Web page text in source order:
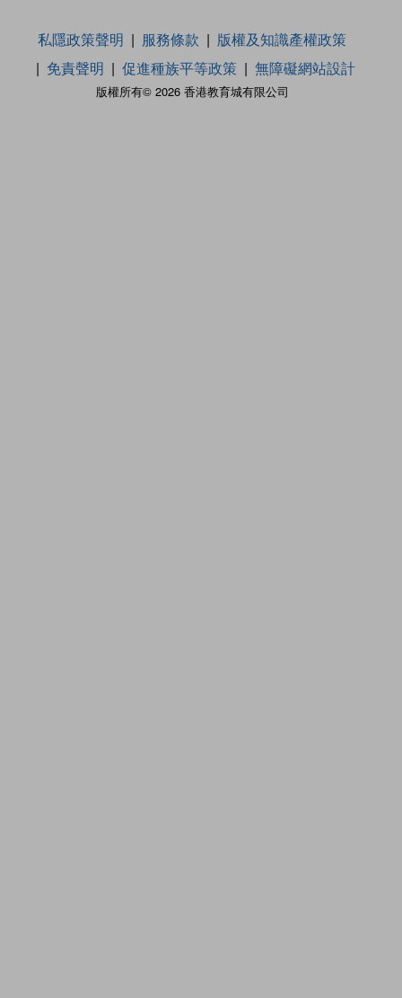
版權所有© 2026 香港教育城有限公司
私隱政策聲明 服務條款
版權及知識產權政策
免責聲明
促進種族平等政策 無障礙網站設計